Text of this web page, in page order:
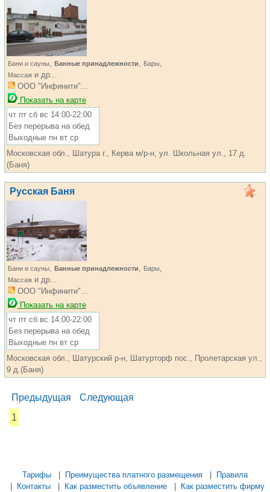
Бани и сауны, Банные принадлежности, Бары,
Массаж и др...
ООО "Инфинити"...
Показать на карте
чт пт сб вс 14:00-22:00
Без перерыва на обед
Выходные пн вт ср
Московская обл., Шатура г., Керва м/р-н, ул. Школьная ул., 17 д.
(Баня)
Русская Баня
Бани и сауны, Банные принадлежности, Бары,
Массаж и др...
ООО "Инфинити"...
Показать на карте
чт пт сб вс 14:00-22:00
Без перерыва на обед
Выходные пн вт ср
Московская обл., Шатурский р-н, Шатурторф пос., Пролетарская ул.,
9 д.(Баня)
Предыдущая
Следующая
1
Тарифы Преимущества платного размещения
Правила
Контакты Как разместить объявление Как разместить фирму